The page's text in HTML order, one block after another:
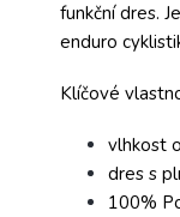
funkční dres.
enduro
Klíčové
vlhkost
dres s
100%